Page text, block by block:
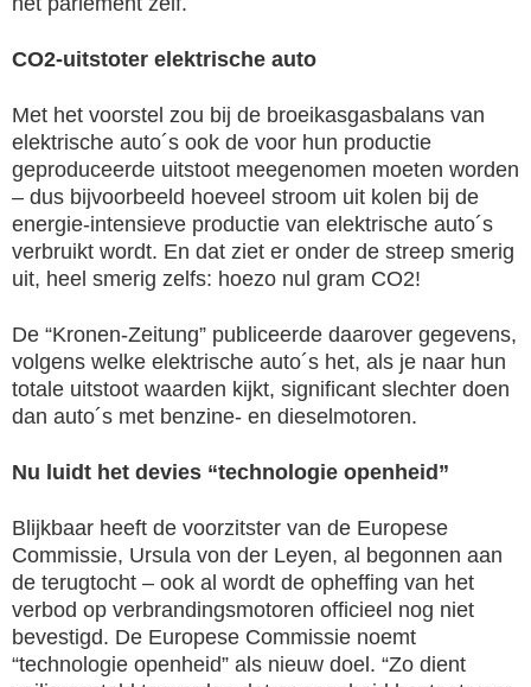
CO2-uitstoter elektrische auto
Met het voorstel zou bij de broeikasgasbalans van
elektrische auto´s ook de voor hun productie
geproduceerde uitstoot meegenomen moeten worden
– dus bijvoorbeeld hoeveel stroom uit kolen bij de
energie-intensieve productie van elektrische auto´s
verbruikt wordt. En dat ziet er onder de streep smerig
uit, heel smerig zelfs: hoezo nul gram CO2!
De “Kronen-Zeitung” publiceerde daarover gegevens,
volgens welke elektrische auto´s het, als je naar hun
totale uitstoot waarden kijkt, significant slechter doen
dan auto´s met benzine- en dieselmotoren.
Nu luidt het devies “technologie openheid”
Blijkbaar heeft de voorzitster van de Europese
Commissie, Ursula von der Leyen, al begonnen aan
de terugtocht – ook al wordt de opheffing van het
verbod op verbrandingsmotoren officieel nog niet
bevestigd. De Europese Commissie noemt
“technologie openheid” als nieuw doel. “Zo dient